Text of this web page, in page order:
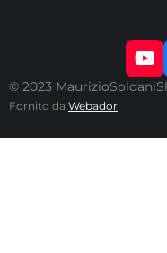
Y
O
U
© 2023
Fornito da Webador